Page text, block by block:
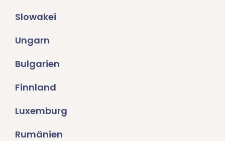
Slowakei
Ungarn
Bulgarien
Finnland
Luxemburg
Rumänien